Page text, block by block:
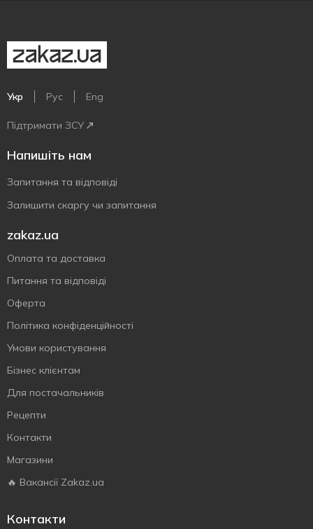
Укр Рус Eng
Підтримати ЗСУ
Напишіть нам
Запитання та відповіді
Залишити скаргу чи запитання
zakaz.ua
Оплата та доставка
Питання та відповіді
Оферта
Політика конфіденційності
Умови користування
Бізнес клієнтам
Для постачальників
Рецепти
Контакти
Магазини
🔥 Вакансії Zakaz.ua
Контакти